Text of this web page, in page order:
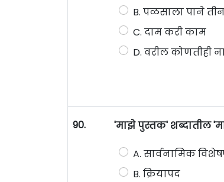
B. पळसाला पाने
C. दाम करी काम
D. वरील कोणतीही
90. 'माझे पुस्तक' शब्दातील
A. सार्वनामिक
B. क्रियापद